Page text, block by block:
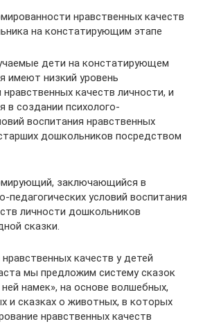
нравственных качеств
на констатирующим этапе
дети на констатирующем
имеют низкий уровень
качеств личности, и
в создании психолого-
воспитания нравственных
дошкольников посредством
заключающийся в
педагогических условий воспитания
личности дошкольников
сказки.
качеств у детей
мы предложим систему сказок
намек», на основе волшебных,
и сказках о животных, в которых
нравственных качеств